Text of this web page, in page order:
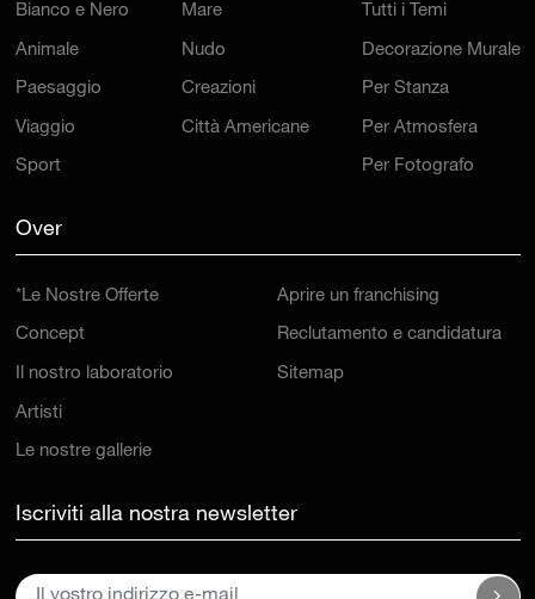
Bianco e Nero
Animale
Paesaggio
Viaggio
Sport
Mare
Nudo
Creazioni
Città Americane
Tutti i Temi
Decorazione Murale
Per Stanza
Per Atmosfera
Per Fotografo
Over
*Le Nostre Offerte
Concept
Il nostro laboratorio
Artisti
Le nostre gallerie
Aprire un franchising
Reclutamento e candidatura
Sitemap
Iscriviti alla nostra newsletter